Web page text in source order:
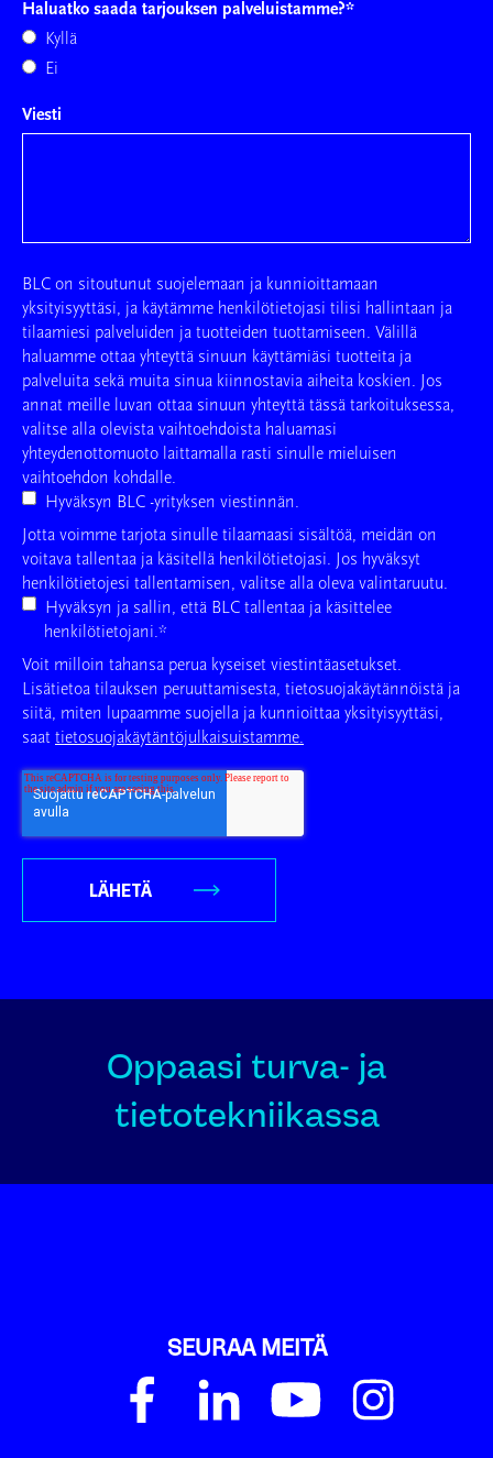
Haluatko saada tarjouksen palveluistamme?*
Kyllä
Ei
Viesti
BLC on sitoutunut suojelemaan ja kunnioittamaan
yksityisyyttäsi, ja käytämme henkilötietojasi tilisi hallintaan ja
tilaamiesi palveluiden ja tuotteiden tuottamiseen. Välillä
haluamme ottaa yhteyttä sinuun käyttämiäsi tuotteita ja
palveluita sekä muita sinua kiinnostavia aiheita koskien. Jos
annat meille luvan ottaa sinuun yhteyttä tässä tarkoituksessa,
valitse alla olevista vaihtoehdoista haluamasi
yhteydenottomuoto laittamalla rasti sinulle mieluisen
vaihtoehdon kohdalle.
Hyväksyn BLC -yrityksen viestinnän.
Jotta voimme tarjota sinulle tilaamaasi sisältöä, meidän on
voitava tallentaa ja käsitellä henkilötietojasi. Jos hyväksyt
henkilötietojesi tallentamisen, valitse alla oleva valintaruutu.
Hyväksyn ja sallin, että BLC tallentaa ja käsittelee
henkilötietojani.*
Voit milloin tahansa perua kyseiset viestintäasetukset.
Lisätietoa tilauksen peruuttamisesta, tietosuojakäytännöistä ja
siitä, miten lupaamme suojella ja kunnioittaa yksityisyyttäsi,
saat tietosuojakäytäntöjulkaisuistamme.
Oppaasi turva- ja
tietotekniikassa
SEURAA MEITÄ